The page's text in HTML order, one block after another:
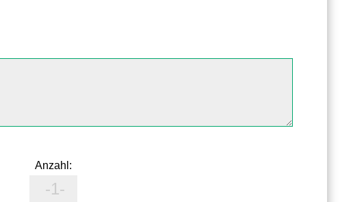
Anzahl: